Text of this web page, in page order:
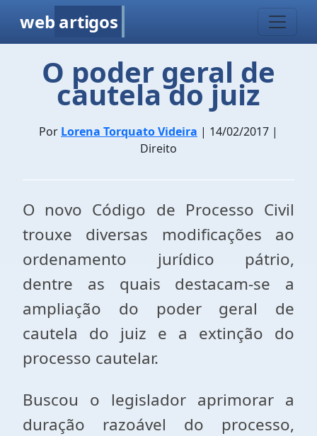
web artigos
O poder geral de
cautela do juiz
Por Lorena Torquato Videira | 14/02/2017 |
Direito
O novo Código de Processo Civil
trouxe diversas modificações ao
ordenamento jurídico pátrio,
dentre as quais destacam-se a
ampliação do poder geral de
cautela do juiz e a extinção do
processo cautelar.
Buscou o legislador aprimorar a
duração razoável do processo,